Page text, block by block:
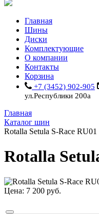
Главная
Шины
Диски
Комплектующие
О компании
Контакты
Корзина
+7 (3452) 902-905
ул.Республики 200а
Главная
Каталог шин
Rotalla Setula S-Race RU01
Rotalla
Цена: 7 200 руб.